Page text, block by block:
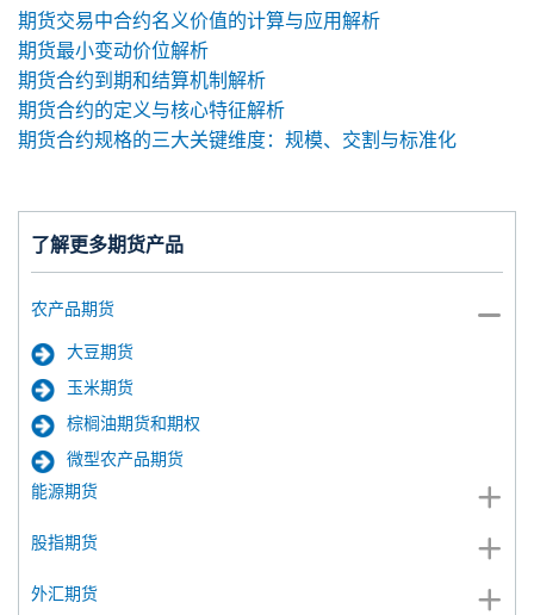
了解更多期货产品
农产品期货
大豆期货
玉米期货
棕榈油期货和期权
微型农产品期货
能源期货
股指期货
外汇期货
期货交易中合约名义价值的计算与应用解析
期货最小变动价位解析
期货合约到期和结算机制解析
期货合约的定义与核心特征解析
期货合约规格的三大关键维度：规模、交割与标准化